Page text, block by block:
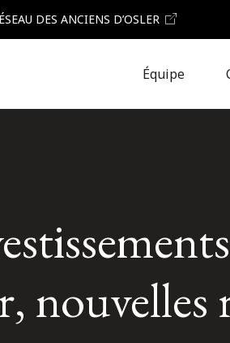
DES ANCIENS D’OSLER
Équipe
nouvelles